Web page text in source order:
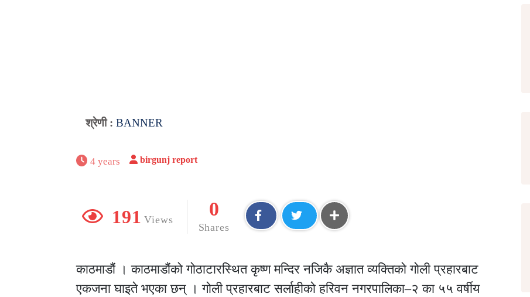
श्रेणी : BANNER
4 years birgunj report
191 Views
0
Shares
काठमाडौं । काठमाडौंको गोठाटारस्थित कृष्ण मन्दिर नजिकै अज्ञात व्यक्तिको गोली प्रहारबाट
एकजना घाइते भएका छन् । गोली प्रहारबाट सर्लाहीको हरिवन नगरपालिका–२ का ५५ वर्षीय